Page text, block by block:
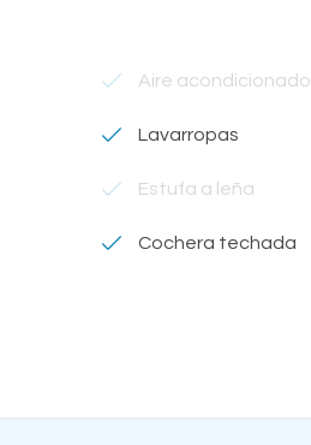
Aire acondicionado
Lavarropas
Estufa a leña
Cochera techada